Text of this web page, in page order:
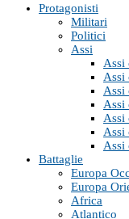
Protagonisti
Militari
Politici
Assi
Assi
Assi
Assi
Assi
Assi
Assi
Assi
Battaglie
Europa
Europa
Africa
Atlantico